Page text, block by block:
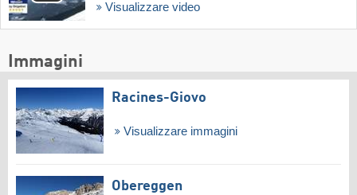
Visualizzare video
Immagini
Racines-Giovo
Visualizzare immagini
Obereggen